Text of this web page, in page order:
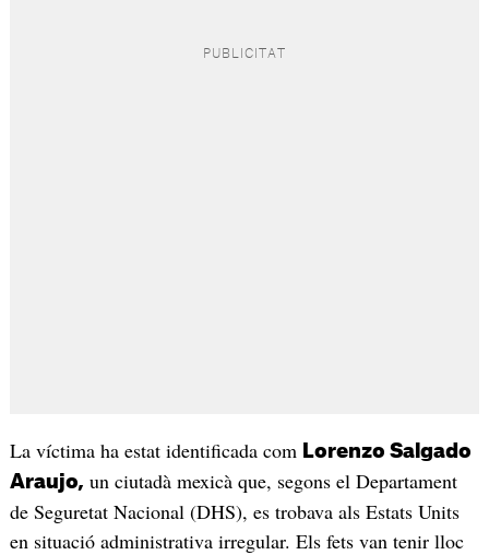
La víctima ha estat identificada com Lorenzo Salgado
Araujo, un ciutadà mexicà que, segons el Departament
de Seguretat Nacional (DHS), es trobava als Estats Units
en situació administrativa irregular. Els fets van tenir lloc